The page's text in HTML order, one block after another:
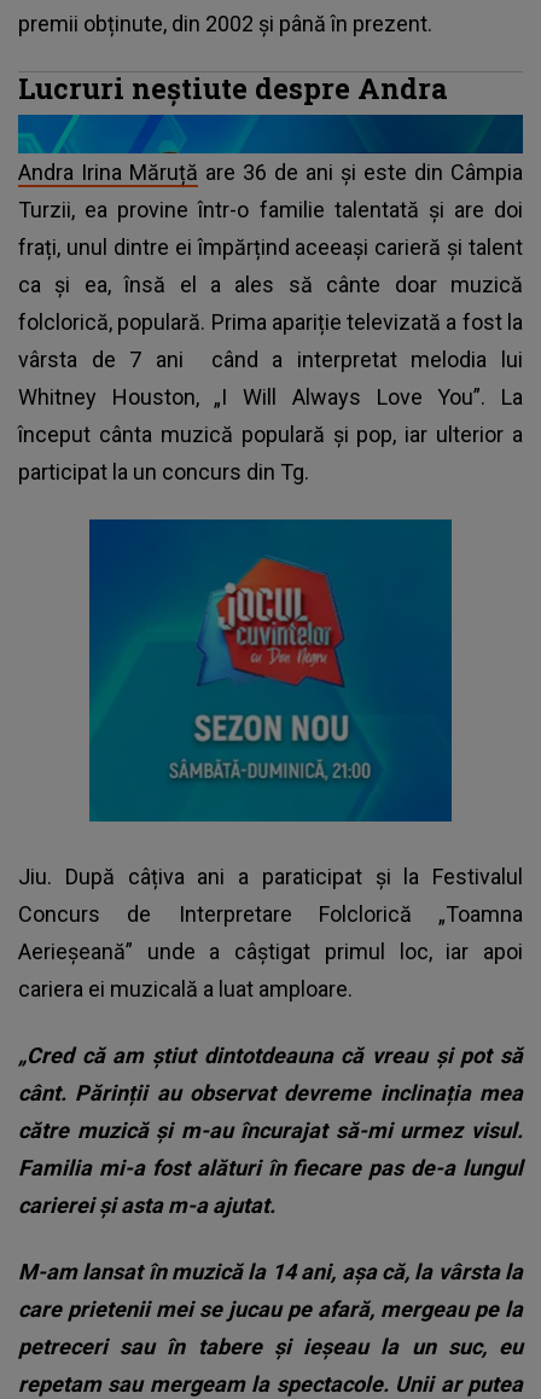
premii obținute, din 2002 și până în prezent.
Lucruri neștiute despre Andra
Andra Irina Măruță are 36 de ani și este din Câmpia
Turzii, ea provine într-o familie talentată și are doi
frați, unul dintre ei împărțind aceeași carieră și talent
ca și ea, însă el a ales să cânte doar muzică
folclorică, populară. Prima apariție televizată a fost la
vârsta de 7 ani când a interpretat melodia lui
Whitney Houston, „I Will Always Love You”. La
început cânta muzică populară și pop, iar ulterior a
participat la un concurs din Tg.
Jiu. După câțiva ani a paraticipat și la Festivalul
Concurs de Interpretare Folclorică „Toamna
Aerieșeană” unde a câștigat primul loc, iar apoi
cariera ei muzicală a luat amploare.
„Cred că am știut dintotdeauna că vreau și pot să
cânt. Părinții au observat devreme inclinația mea
către muzică și m-au încurajat să-mi urmez visul.
Familia mi-a fost alături în fiecare pas de-a lungul
carierei și asta m-a ajutat.
M-am lansat în muzică la 14 ani, așa că, la vârsta la
care prietenii mei se jucau pe afară, mergeau pe la
petreceri sau în tabere și ieșeau la un suc, eu
repetam sau mergeam la spectacole. Unii ar putea